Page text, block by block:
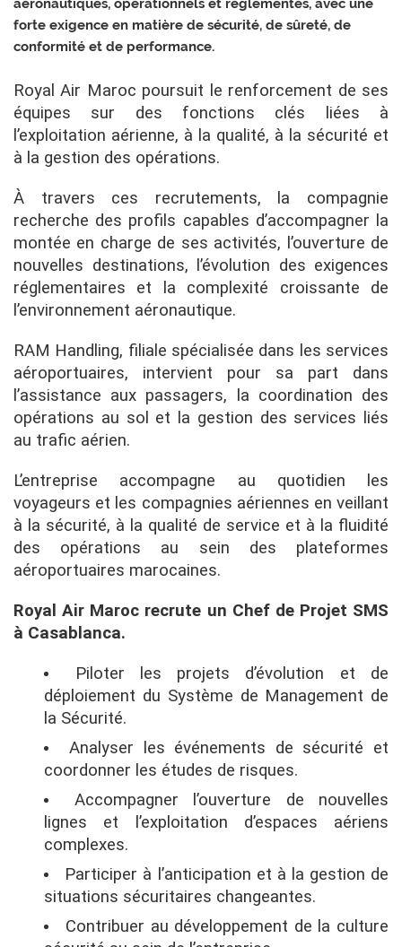
aéronautiques, opérationnels et réglementés, avec une
forte exigence en matière de sécurité, de sûreté, de
conformité et de performance.
Royal Air Maroc poursuit le renforcement de ses
équipes sur des fonctions clés liées à
l’exploitation aérienne, à la qualité, à la sécurité et
à la gestion des opérations.
À travers ces recrutements, la compagnie
recherche des profils capables d’accompagner la
montée en charge de ses activités, l’ouverture de
nouvelles destinations, l’évolution des exigences
réglementaires et la complexité croissante de
l’environnement aéronautique.
RAM Handling, filiale spécialisée dans les services
aéroportuaires, intervient pour sa part dans
l’assistance aux passagers, la coordination des
opérations au sol et la gestion des services liés
au trafic aérien.
L’entreprise accompagne au quotidien les
voyageurs et les compagnies aériennes en veillant
à la sécurité, à la qualité de service et à la fluidité
des opérations au sein des plateformes
aéroportuaires marocaines.
Royal Air Maroc recrute un Chef de Projet SMS
à Casablanca.
Piloter les projets d’évolution et de
déploiement du Système de Management de
la Sécurité.
Analyser les événements de sécurité et
coordonner les études de risques.
Accompagner l’ouverture de nouvelles
lignes et l’exploitation d’espaces aériens
complexes.
Participer à l’anticipation et à la gestion de
situations sécuritaires changeantes.
Contribuer au développement de la culture